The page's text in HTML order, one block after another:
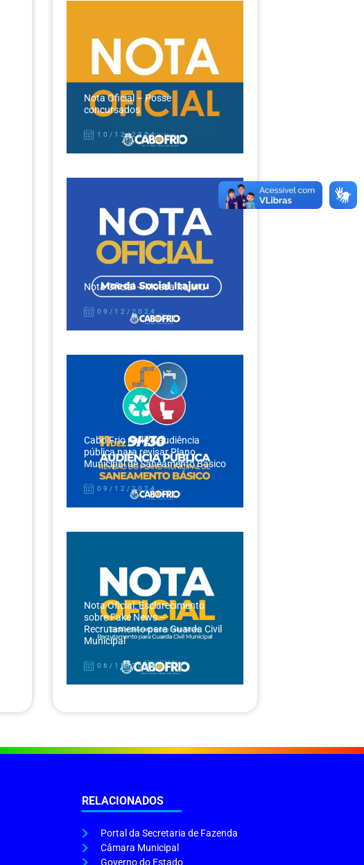
Nota Oficial – Posse
concursados
10/12/2024
Nota Oficial – Moeda Itajuru
09/12/2024
Cabo Frio realiza audiência
pública para revisar Plano
Municipal de Saneamento Básico
09/12/2024
Nota Oficial: Esclarecimento
sobre Fake News –
Recrutamento para Guarda Civil
Municipal
06/12/2024
RELACIONADOS
Portal da Secretaria de Fazenda
Câmara Municipal
Governo do Estado